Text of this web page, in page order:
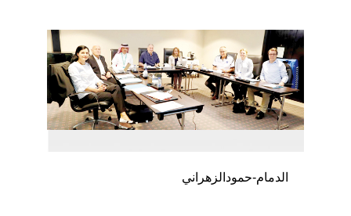
الدمام-حمودالزهراني